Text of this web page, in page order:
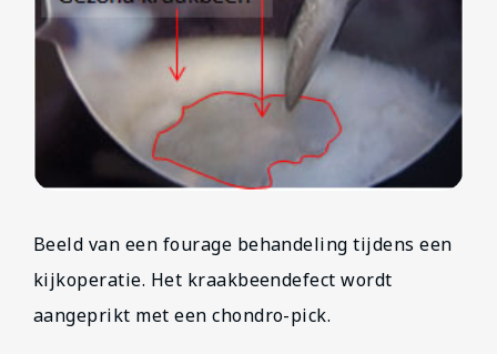
Beeld van een fourage behandeling tijdens een
kijkoperatie. Het kraakbeendefect wordt
aangeprikt met een chondro-pick.